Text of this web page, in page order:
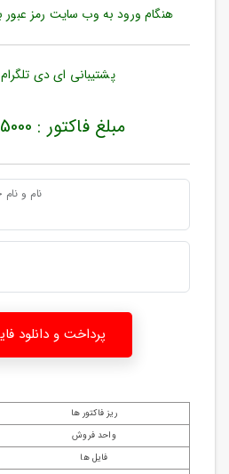
هنگام ورود به وب سایت رمز
پشتیبانی ای دی تلگرام e2proir@
مبلغ فاکتور : 205000 تومان
نام و
پرداخت و دانلود
ریز فاکتور ها
واحد فروش
فایل ها